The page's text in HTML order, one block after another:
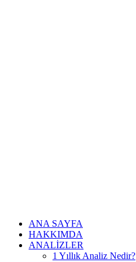
ANA SAYFA
HAKKIMDA
ANALİZLER
1 Yıllık Analiz Nedir?